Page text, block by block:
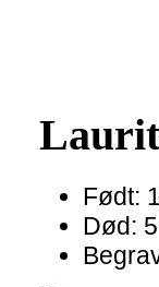
Født:
Død: